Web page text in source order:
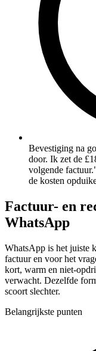
Bevestiging na
door. Ik zet de
volgende
de kosten
Factuur- en
WhatsApp
WhatsApp is het juiste
factuur en voor het
kort, warm en niet-
verwacht. Dezelfde
scoort slechter.
Belangrijkste punten